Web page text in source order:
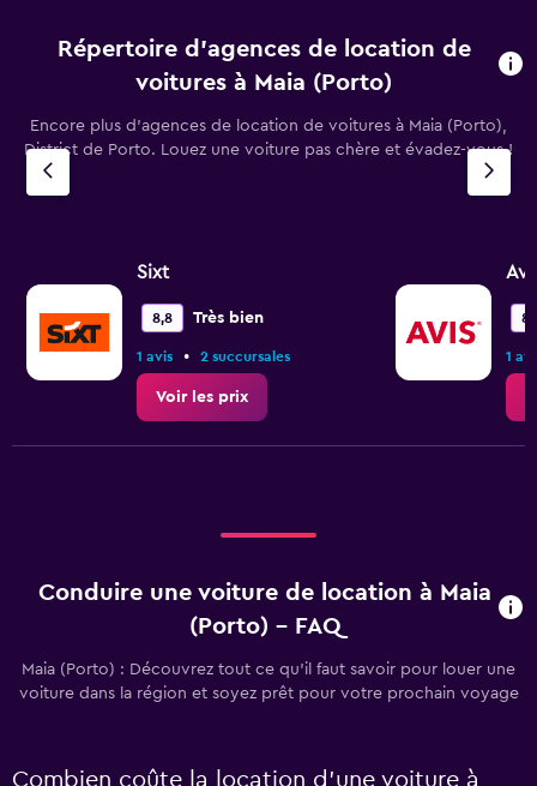
Répertoire d’agences de location de
voitures à Maia (Porto)
Encore plus d’agences de location de voitures à Maia (Porto),
District de Porto. Louez une voiture pas chère et évadez-vous !
Sixt
8,8 Très bien
1 avis • 2 succursales
Voir les prix
1
Conduire une voiture de location à Maia
(Porto) - FAQ
Maia (Porto) : Découvrez tout ce qu’il faut savoir pour louer une
voiture dans la région et soyez prêt pour votre prochain voyage
Combien coûte la location d’une voiture à